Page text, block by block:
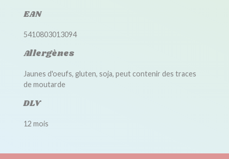
EAN
5410803013094
Allergènes
Jaunes d'oeufs, gluten, soja, peut contenir des traces
de moutarde
DLV
12 mois